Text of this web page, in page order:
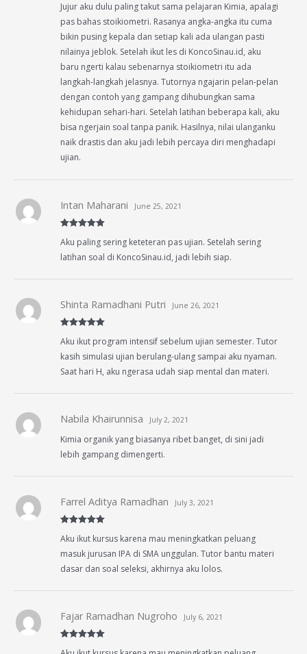
of 5
Jujur aku dulu paling takut sama pelajaran Kimia, apalagi
pas bahas stoikiometri. Rasanya angka-angka itu cuma
bikin pusing kepala dan setiap kali ada ulangan pasti
nilainya jeblok. Setelah ikut les di KoncoSinau.id, aku
baru ngerti kalau sebenarnya stoikiometri itu ada
langkah-langkah jelasnya. Tutornya ngajarin pelan-pelan
dengan contoh yang gampang dihubungkan sama
kehidupan sehari-hari. Setelah latihan beberapa kali, aku
bisa ngerjain soal tanpa panik. Hasilnya, nilai ulanganku
naik drastis dan aku jadi lebih percaya diri menghadapi
ujian.
of 5
Intan Maharani June 25, 2021
Aku paling sering keteteran pas ujian. Setelah sering
latihan soal di KoncoSinau.id, jadi lebih siap.
of 5
Shinta Ramadhani Putri June 26, 2021
Aku ikut program intensif sebelum ujian semester. Tutor
kasih simulasi ujian berulang-ulang sampai aku nyaman.
Saat hari H, aku ngerasa udah siap mental dan materi.
Nabila Khairunnisa July 2, 2021
Kimia organik yang biasanya ribet banget, di sini jadi
lebih gampang dimengerti.
of 5
Farrel Aditya Ramadhan July 3, 2021
Aku ikut kursus karena mau meningkatkan peluang
masuk jurusan IPA di SMA unggulan. Tutor bantu materi
dasar dan soal seleksi, akhirnya aku lolos.
Fajar Ramadhan Nugroho July 6, 2021